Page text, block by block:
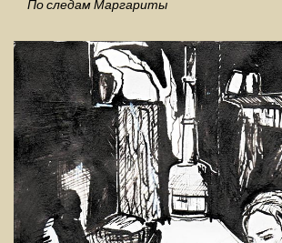
По следам Маргариты